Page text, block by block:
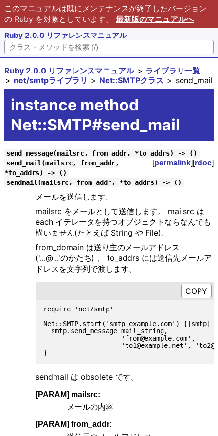
このマニュアルは既にメンテナンスが終了したバージョン
の Ruby を対象としています。 最新版のマニュアルへ
Ruby 2.0.0 リファレンスマニュアル
Ruby 2.0.0 リファレンスマニュアル
ライブラリ一覧
net/smtpライブラリ
Net::SMTPクラス send_mail
instance method
Net::SMTP#send_mail
send_message(mailsrc, from_addr, *to_addrs) -> ()
[permalink][rdoc]
send_mail(mailsrc, from_addr,
*to_addrs) -> ()
sendmail(mailsrc, from_addr, *to_addrs) -> ()
メールを送信します。
mailsrc をメールとして送信します。 mailsrc は
each イテレータを持つオブジェクトならなんでも
構いません(たとえば String や File)。
from_domain は送り主のメールアドレス
('...@...'のかたち) 、 to_addrs には送信先メールア
ドレスを文字列で渡します。
require 'net/smtp'
Net::SMTP.start('smtp.example.com') {|smtp|
  smtp.send_message mail_string,
                    'from@example.com',
'to1@example.net',
sendmail は obsolete です。
[PARAM] mailsrc:
メールの内容
[PARAM] from_addr: